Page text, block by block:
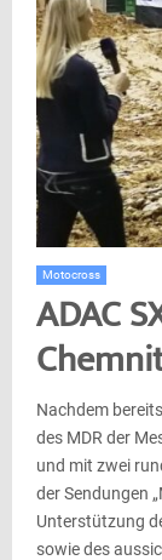
Motocross
ADAC
Nachdem
des MDR der
und mit zwei
der Sendungen
Unterstützung
sowie des